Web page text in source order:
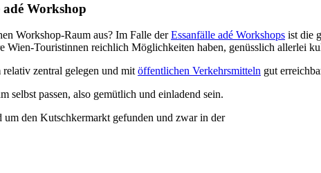
Workshop
Workshop-Raum aus? Im Falle derEssanfälle adé Workshops ist die
Wien-Touristinnen reichlich Möglichkeiten haben, genüsslich allerlei
zentral gelegen und mit öffentlichen Verkehrsmitteln gut
selbst passen, also gemütlich und einladend sein.
um den Kutschkermarkt gefunden und zwar in der